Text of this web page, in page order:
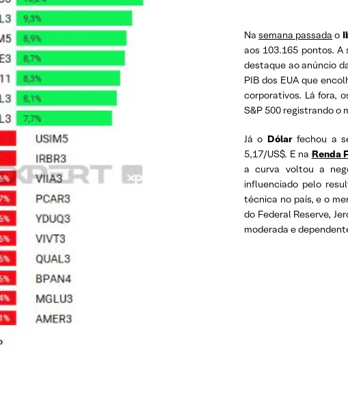
Nasemana passada o
aos 103.165 pontos.
destaque ao anúncio
PIB dos EUA que
corporativos. Lá fora,
S&P 500 registrando o
Já o Dólarfechou a
5,17/US$. E na Renda
a curva voltou a
influenciado pelo
técnica no país, e o
do Federal Reserve,
moderada e